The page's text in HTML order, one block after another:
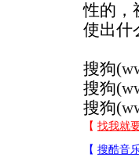
性的，
使出什
搜狗(
搜狗(
搜狗(